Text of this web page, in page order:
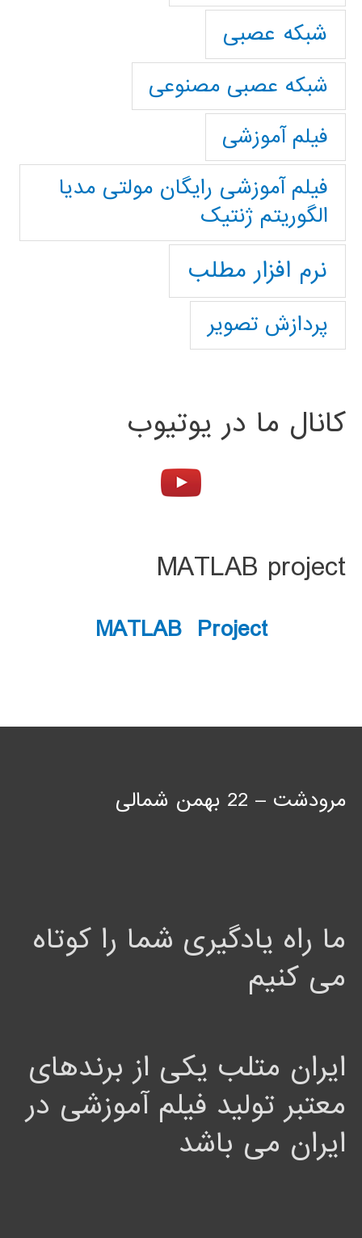
شبکه عصبی
شبکه عصبی مصنوعی
فیلم آموزشی
فیلم آموزشی رایگان مولتی مدیا
الگوریتم ژنتیک
نرم افزار مطلب
پردازش تصویر
کانال ما در یوتیوب
MATLAB project
MATLAB Project
مرودشت – 22 بهمن شمالی
ما راه یادگیری شما را کوتاه
می کنیم
ایران متلب یکی از برندهای
معتبر تولید فیلم آموزشی در
ایران می باشد